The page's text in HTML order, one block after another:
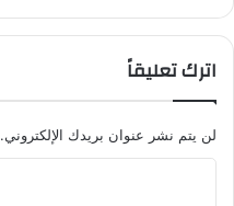
اترك تعليقاً
لن يتم نشر عنوان بريدك الإلكتروني.